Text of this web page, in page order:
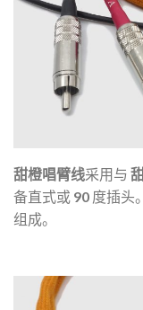
甜橙唱臂线采用与
备直式或 90 度插头。
组成。